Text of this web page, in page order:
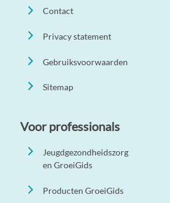
Contact
Privacy statement
Gebruiksvoorwaarden
Sitemap
Voor professionals
Jeugdgezondheidszorg
en GroeiGids
Producten GroeiGids